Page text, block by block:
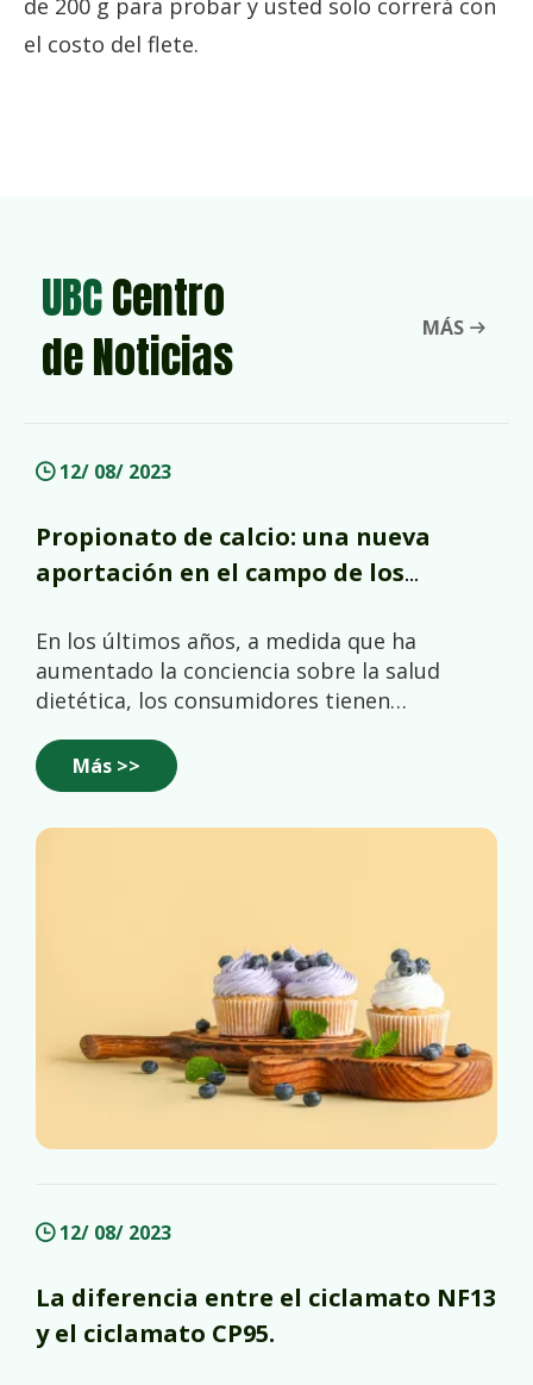
el costo del flete.
UBCCentro
de Noticias
MÁS
12/ 08/ 2023
Propionato de calcio: una nueva
aportación en el campo de los
En los últimos años, a medida que ha
aumentado la conciencia sobre la salud
dietética, los consumidores tienen
seguridad y funcionalidad de los
conservantes alimentarios.En este contexto,
alimentario llamado propionato de calcio
Más >>
12/ 08/ 2023
La diferencia entre el ciclamato NF13
y el ciclamato CP95.